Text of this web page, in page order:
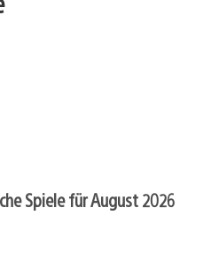
Spiele für August 2026